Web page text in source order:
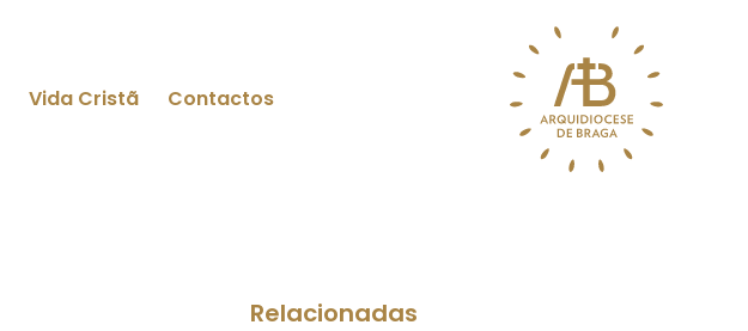
Vida Cristã Contactos
Relacionadas